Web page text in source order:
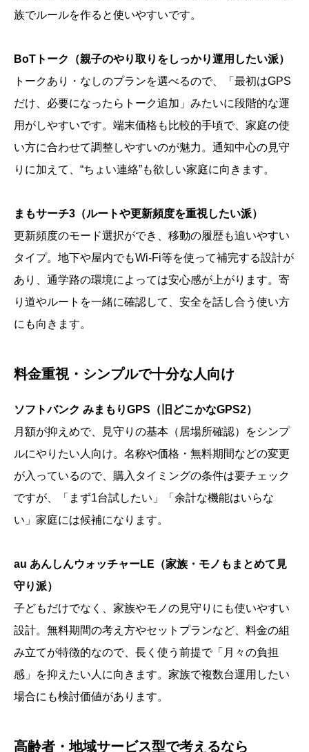
族でルールを作ると使いやすいです。
BoTトーク（親子のやり取りをしっかり運用したい派）
トークあり・なしのプランを選べるので、「最初はGPS
だけ、必要になったらトーク追加」みたいに段階的な運
用がしやすいです。端末価格も比較的手頃で、家庭の使
い方に合わせて調整しやすいのが魅力。通知中心の見守
りに加えて、“ちょい連絡”も欲しい家庭に向きます。
まもサーチ3（ルートや更新頻度を重視したい派）
更新頻度のモード選択ができ、移動の履歴も追いやすい
タイプ。地下や屋内でもWi-Fi等を使って補完する設計が
あり、通学路の環境によっては安心感が上がります。寄
り道やルートを一緒に確認して、安全を話し合う使い方
にも向きます。
料金重視・シンプルで十分な人向け
ソフトバンク みまもりGPS（旧どこかなGPS2）
月額が抑えめで、見守りの基本（居場所確認）をシンプ
ルにやりたい人向け。名称や価格・無料期間などの変更
が入っているので、購入タイミングの条件は要チェック
ですが、「まず1台試したい」「余計な機能はいらな
い」家庭には候補になります。
au あんしんウォッチャーLE（家族・モノもまとめて見
守り派）
子どもだけでなく、家族やモノの見守りにも使いやすい
設計。無料期間の考え方やセットプランなど、料金の組
み立てが特徴的なので、長く使う前提で「月々の負担
感」を抑えたい人に向きます。家族で複数台運用したい
場合にも検討価値があります。
高齢者・地域サービス型で考えるなら